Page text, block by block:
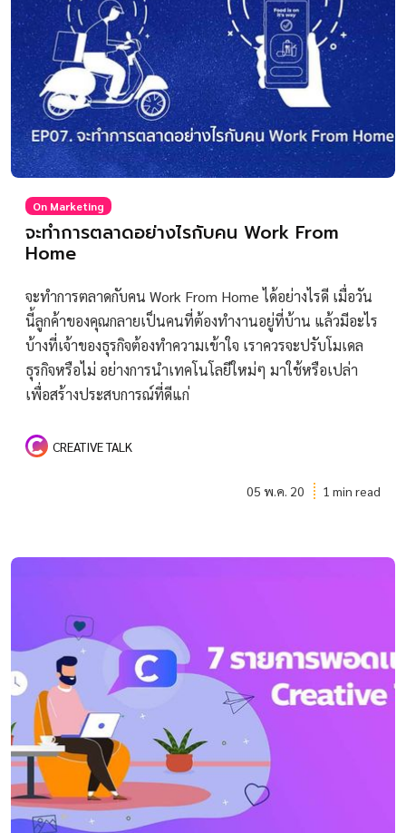
On Marketing
จะทำการตลาดอย่างไรกับคน Work From
Home
จะทำการตลาดกับคน Work From Home ได้อย่างไรดี เมื่อวัน
นี้ลูกค้าของคุณกลายเป็นคนที่ต้องทำงานอยู่ที่บ้าน แล้วมีอะไร
บ้างที่เจ้าของธุรกิจต้องทำความเข้าใจ เราควรจะปรับโมเดล
ธุรกิจหรือไม่ อย่างการนำเทคโนโลยีใหม่ๆ มาใช้หรือเปล่า
เพื่อสร้างประสบการณ์ที่ดีแก่
CREATIVE TALK
05 พ.ค. 20 1 min read